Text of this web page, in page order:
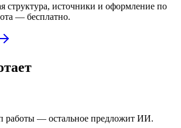
структура, источники и оформление по
— бесплатно.
работы — остальное предложит ИИ.